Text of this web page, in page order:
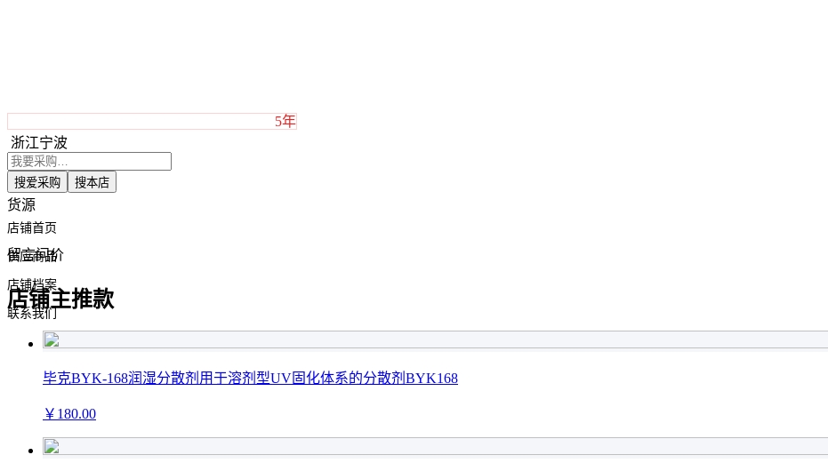
5年
浙江宁波
搜爱采购 搜本店
货源
店铺首页
供应商品
店铺档案
联系我们
留言问价
店铺主推款
毕克BYK-168润湿分散剂用于溶剂型UV固化体系的分散剂BYK168
￥ 180.00